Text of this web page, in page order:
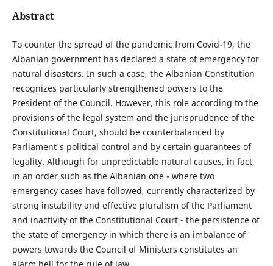
Abstract
To counter the spread of the pandemic from Covid-19, the
Albanian government has declared a state of emergency for
natural disasters. In such a case, the Albanian Constitution
recognizes particularly strengthened powers to the
President of the Council. However, this role according to the
provisions of the legal system and the jurisprudence of the
Constitutional Court, should be counterbalanced by
Parliament's political control and by certain guarantees of
legality. Although for unpredictable natural causes, in fact,
in an order such as the Albanian one - where two
emergency cases have followed, currently characterized by
strong instability and effective pluralism of the Parliament
and inactivity of the Constitutional Court - the persistence of
the state of emergency in which there is an imbalance of
powers towards the Council of Ministers constitutes an